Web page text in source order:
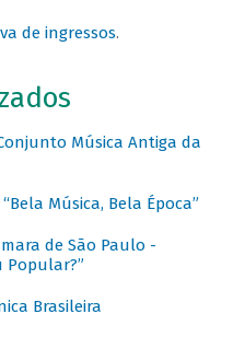
de ingressos.
Música Antiga da
Música, Bela Época”
de São Paulo -
Popular?”
Brasileira